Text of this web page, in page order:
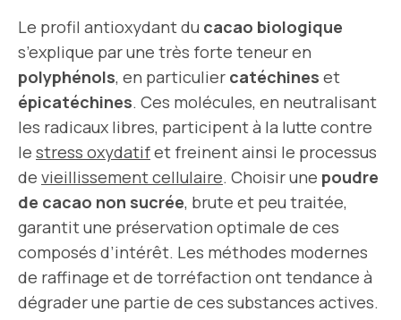
Le profil antioxydant du cacao biologique
s’explique par une très forte teneur en
polyphénols, en particulier catéchines et
épicatéchines. Ces molécules, en neutralisant
les radicaux libres, participent à la lutte contre
le stress oxydatifet freinent ainsi le processus
de vieillissement cellulaire. Choisir une poudre
de cacao non sucrée, brute et peu traitée,
garantit une préservation optimale de ces
composés d’intérêt. Les méthodes modernes
de raffinage et de torréfaction ont tendance à
dégrader une partie de ces substances actives.